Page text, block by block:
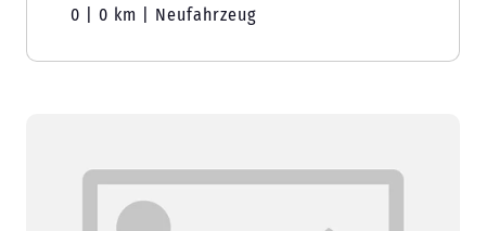
0 | 0 km | Neufahrzeug